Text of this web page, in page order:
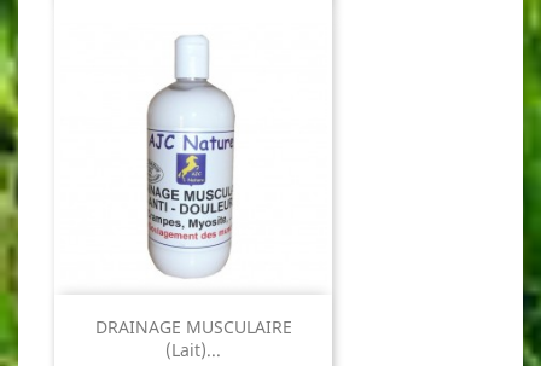
DRAINAGE MUSCULAIRE
(Lait)...